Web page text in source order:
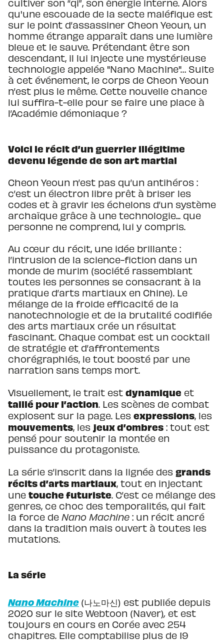
cultiver son “qi”, son énergie interne. Alors
qu'une escouade de la secte maléfique est
sur le point d’assassiner Cheon Yeoun, un
homme étrange apparaît dans une lumière
bleue et le sauve. Prétendant être son
descendant, il lui injecte une mystérieuse
technologie appelée "Nano Machine"… Suite
à cet événement, le corps de Cheon Yeoun
n’est plus le même. Cette nouvelle chance
lui suffira-t-elle pour se faire une place à
l’Académie démoniaque ?
Voici le récit d’un guerrier illégitime
devenu légende de son art martial
Cheon Yeoun n’est pas qu’un antihéros :
c’est un électron libre prêt à briser les
codes et à gravir les échelons d’un système
archaïque grâce à une technologie... que
personne ne comprend, lui y compris.
Au cœur du récit, une idée brillante :
l’intrusion de la science-fiction dans un
monde de murim (société rassemblant
toutes les personnes se consacrant à la
pratique d’arts martiaux en Chine). Le
mélange de la froide efficacité de la
nanotechnologie et de la brutalité codifiée
des arts martiaux crée un résultat
fascinant. Chaque combat est un cocktail
de stratégie et d’affrontements
chorégraphiés, le tout boosté par une
narration sans temps mort.
Visuellement, le trait est dynamique et
taillé pour l’action. Les scènes de combat
explosent sur la page. Les expressions, les
mouvements, les jeux d’ombres : tout est
pensé pour soutenir la montée en
puissance du protagoniste.
La série s’inscrit dans la lignée des grands
récits d’arts martiaux, tout en injectant
une touche futuriste. C’est ce mélange des
genres, ce choc des temporalités, qui fait
la force de Nano Machine : un récit ancré
dans la tradition mais ouvert à toutes les
mutations.
La série
Nano Machine (나노마신) est publiée depuis
2020 sur le site Webtoon (Naver), et est
toujours en cours en Corée avec 254
chapitres. Elle comptabilise plus de 19